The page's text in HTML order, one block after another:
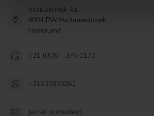
Voskuilerdijk 4a
8094 PW Hattemerbroek
Nederland
+31 (0)38 - 376 0173
+31630830261
[email protected]